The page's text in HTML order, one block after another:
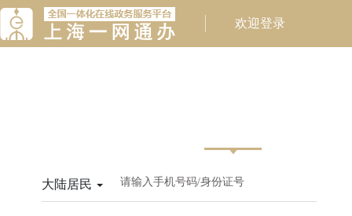
请输入手机号码/身份证号
大陆居民